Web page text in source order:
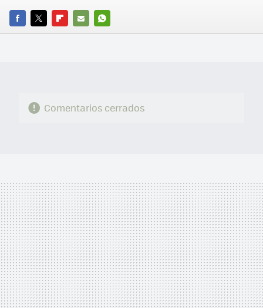
FACEBOOK
TWITTERFLIPBOARD
E-
WHATSAPP
Comentarios cerrados